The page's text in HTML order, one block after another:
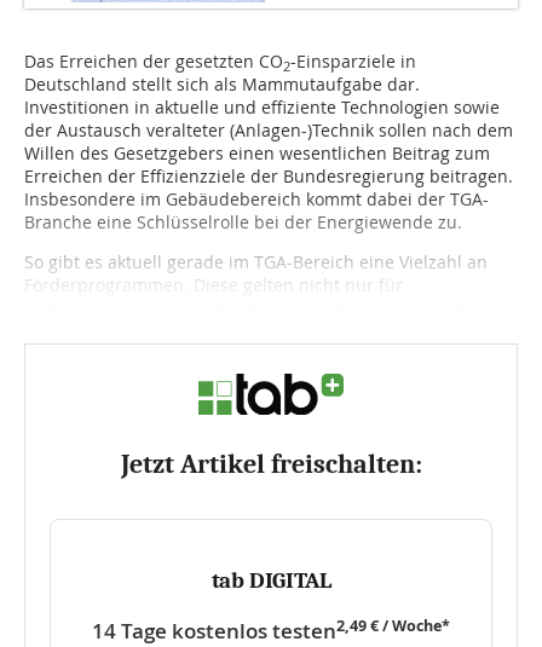
Das Erreichen der gesetzten CO2-Einsparziele in
Deutschland stellt sich als Mammutaufgabe dar.
Investitionen in aktuelle und effiziente Technologien sowie
der Austausch veralteter (Anlagen-)Technik sollen nach dem
Willen des Gesetzgebers einen wesentlichen Beitrag zum
Erreichen der Effizienzziele der Bundesregierung beitragen.
Insbesondere im Gebäudebereich kommt dabei der TGA-
Branche eine Schlüsselrolle bei der Energiewende zu.
So gibt es aktuell gerade im TGA-Bereich eine Vielzahl an
Förderprogrammen. Diese gelten nicht nur für
Jetzt Artikel freischalten:
tab DIGITAL
14 Tage kostenlos testen2,49 € / Woche*